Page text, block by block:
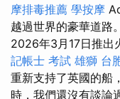
摩排毒推薦 學按摩
越過世界的豪華道路。
2026年3月17日推出
記帳士 考試 雄獅 台
重新支持了英國的船
時，我們還沒有談論